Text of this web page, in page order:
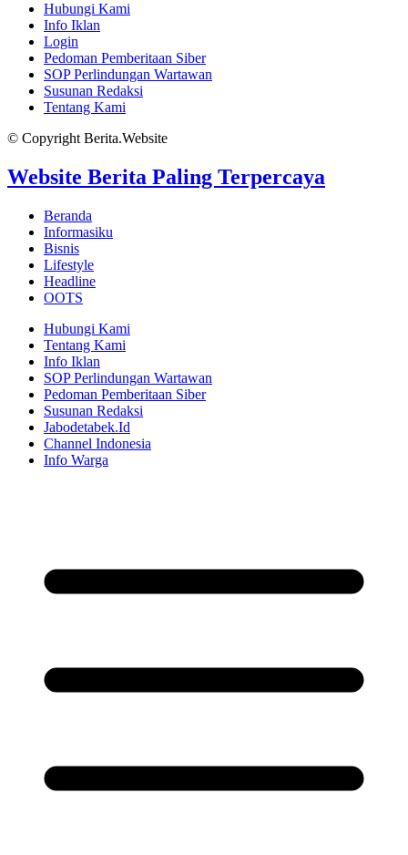
Hubungi Kami
Info Iklan
Login
Pedoman Pemberitaan Siber
SOP Perlindungan Wartawan
Susunan Redaksi
Tentang Kami
© Copyright Berita.Website
Website Berita Paling Terpercaya
Beranda
Informasiku
Bisnis
Lifestyle
Headline
OOTS
Hubungi Kami
Tentang Kami
Info Iklan
SOP Perlindungan Wartawan
Pedoman Pemberitaan Siber
Susunan Redaksi
Jabodetabek.Id
Channel Indonesia
Info Warga